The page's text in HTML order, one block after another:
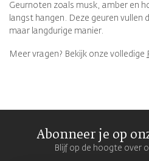
Geurnoten zoals musk, amber en
langst hangen. Deze geuren vullen
maar langdurige manier.
Meer vragen? Bekijk onze volledige
Abonneer je op
Blijf op de hoogte over